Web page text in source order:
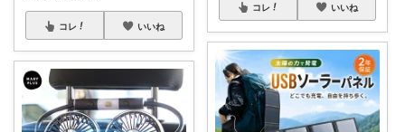
コレ いいね
コレ いいね